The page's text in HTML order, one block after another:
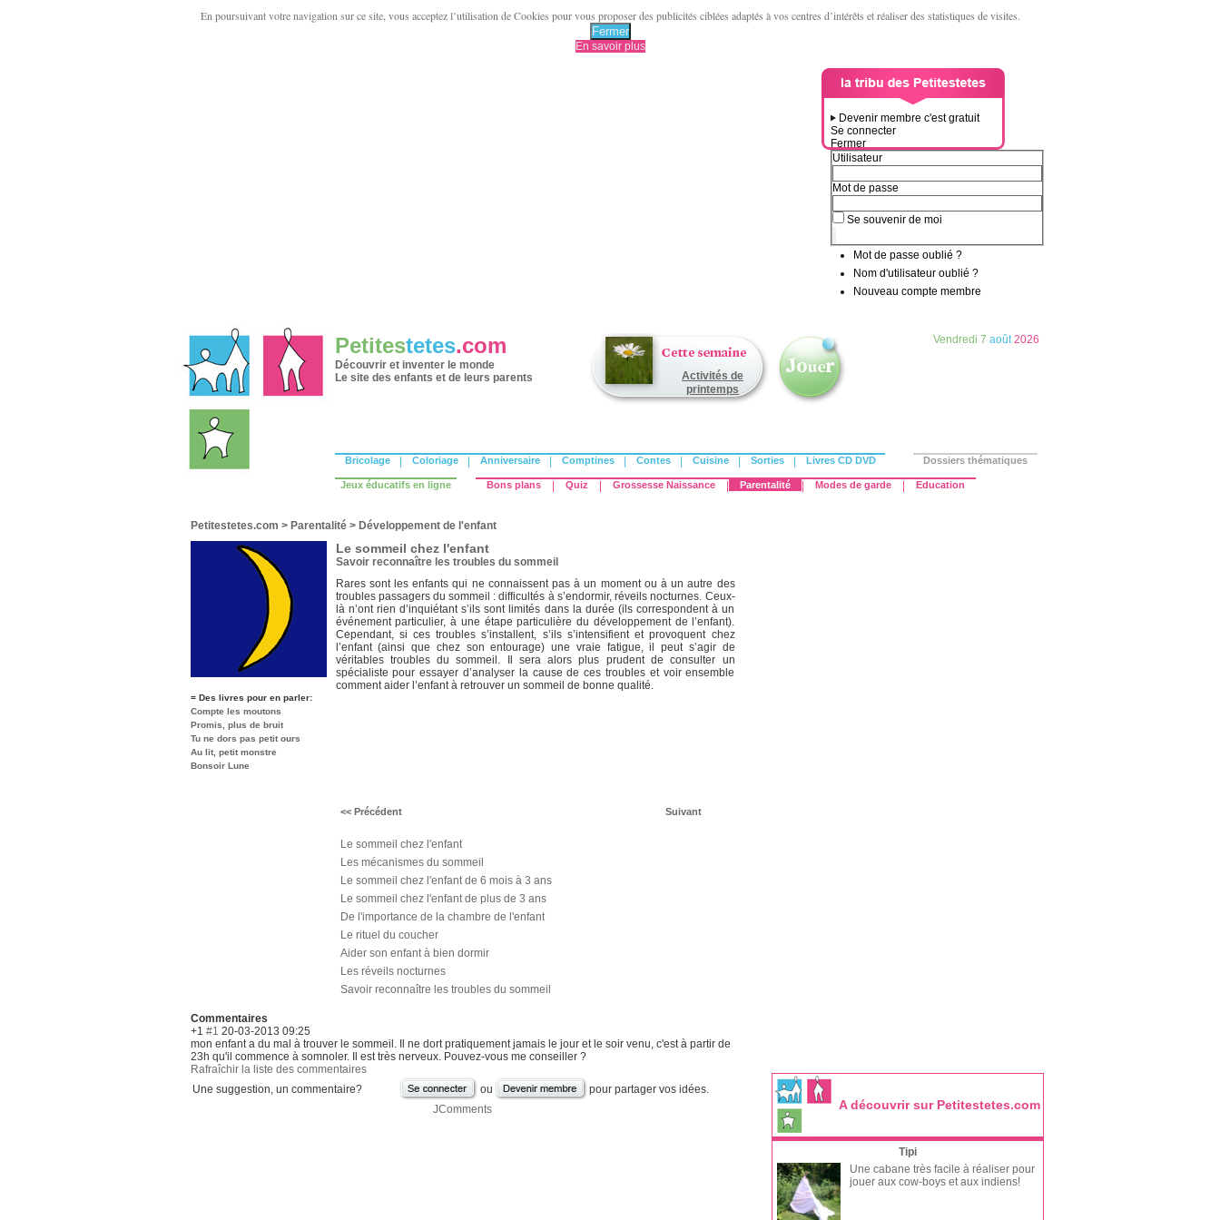
En poursuivant votre navigation sur ce site, vous acceptez l’utilisation de Cookies pour vous proposer des publicités ciblées adaptés à vos centres d’intérêts et réaliser des statistiques de visites.
Fermer
En savoir plus
Devenir membre c'est gratuit
Se connecter
Fermer
Utilisateur
Mot de passe
Se souvenir de moi
Mot de passe oublié ?
Nom d'utilisateur oublié ?
Nouveau compte membre
Petitestetes.com
Découvrir et inventer le monde
Le site des enfants et de leurs parents
Activités de
printemps
Vendredi 7 août2026
Bricolage Coloriage Anniversaire Comptines Contes Cuisine Sorties Livres CD DVD Dossiers thématiques
Jeux éducatifs en ligne Bons plans Quiz Grossesse Naissance Parentalité Modes de garde Education
Petitestetes.com > Parentalité > Développement de l'enfant
= Des livres pour en parler:
Compte les moutons
Promis, plus de bruit
Tu ne dors pas petit ours
Au lit, petit monstre
Bonsoir Lune
Le sommeil chez l'enfant
Savoir reconnaître les troubles du sommeil
Rares sont les enfants qui ne connaissent pas à un moment ou à un autre des
troubles passagers du sommeil : difficultés à s’endormir, réveils nocturnes. Ceux-
là n’ont rien d’inquiétant s’ils sont limités dans la durée (ils correspondent à un
événement particulier, à une étape particulière du développement de l’enfant).
Cependant, si ces troubles s’installent, s’ils s’intensifient et provoquent chez
l’enfant (ainsi que chez son entourage) une vraie fatigue, il peut s’agir de
véritables troubles du sommeil. Il sera alors plus prudent de consulter un
spécialiste pour essayer d’analyser la cause de ces troubles et voir ensemble
comment aider l’enfant à retrouver un sommeil de bonne qualité.
<< Précédent Suivant
Le sommeil chez l'enfant
Les mécanismes du sommeil
Le sommeil chez l'enfant de 6 mois à 3 ans
Le sommeil chez l'enfant de plus de 3 ans
De l'importance de la chambre de l'enfant
Le rituel du coucher
Aider son enfant à bien dormir
Les réveils nocturnes
Savoir reconnaître les troubles du sommeil
Commentaires
+1 #1 20-03-2013 09:25
mon enfant a du mal à trouver le sommeil. Il ne dort pratiquement jamais le jour et le soir venu, c'est à partir de
23h qu'il commence à somnoler. Il est très nerveux. Pouvez-vous me conseiller ?
Rafraîchir la liste des commentaires
Une suggestion, un commentaire?
ou
pour partager vos idées.
JComments
A découvrir sur Petitestetes.com
Tipi
Une cabane très facile à réaliser pour
jouer aux cow-boys et aux indiens!